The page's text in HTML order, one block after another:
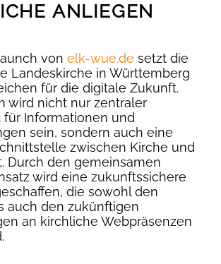
ANLIEGEN
von elk-wue.de setzt die
Landeskirche in Württemberg
für die digitale Zukunft.
wird nicht nur zentraler
Informationen und
sein, sondern auch eine
zwischen Kirche und
Durch den gemeinsamen
wird eine zukunftssichere
die sowohl den
auch den zukünftigen
an kirchliche Webpräsenzen